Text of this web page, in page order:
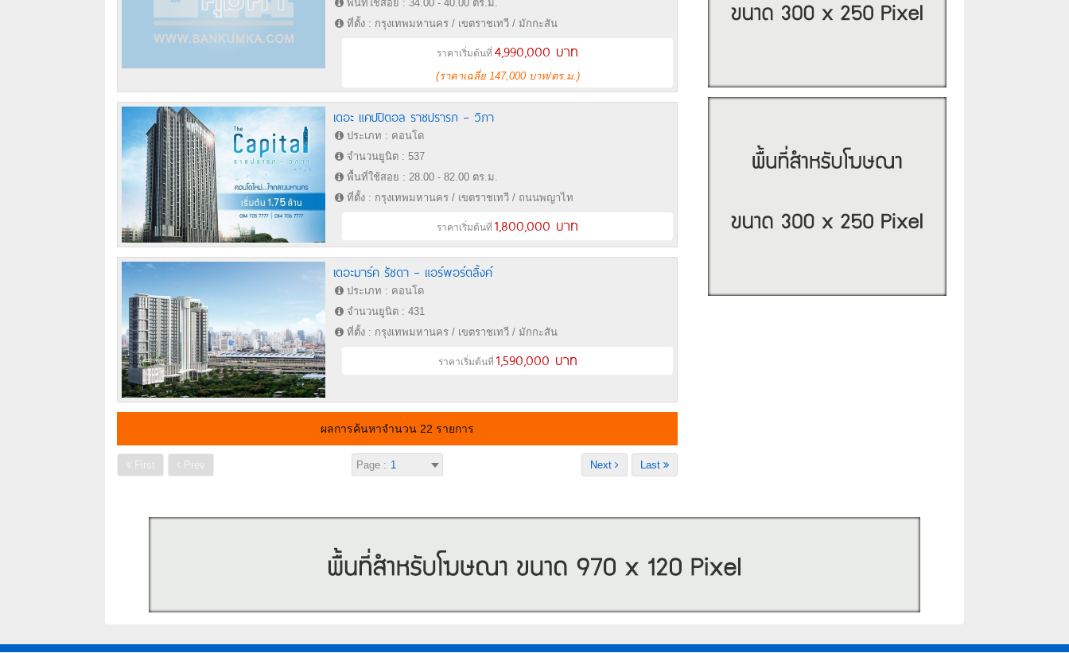
พื้นที่ใช้สอย : 34.00 - 40.00 ตร.ม.
ที่ตั้ง : กรุงเทพมหานคร / เขตราชเทวี / มักกะสัน
ราคาเริ่มต้นที่4,990,000 บาท
(ราคาเฉลี่ย 147,000 บาท/ตร.ม.)
เดอะ แคปปิตอล ราชปรารภ – วิภา
ประเภท : คอนโด
จำนวนยูนิต : 537
พื้นที่ใช้สอย : 28.00 - 82.00 ตร.ม.
ที่ตั้ง : กรุงเทพมหานคร / เขตราชเทวี / ถนนพญาไท
ราคาเริ่มต้นที่1,800,000 บาท
เดอะมาร์ค รัชดา – แอร์พอร์ตลิ้งค์
ประเภท : คอนโด
จำนวนยูนิต : 431
ที่ตั้ง : กรุงเทพมหานคร / เขตราชเทวี / มักกะสัน
ราคาเริ่มต้นที่ 1,590,000 บาท
ผลการค้นหาจำนวน 22 รายการ
First Prev Page : Last
Next